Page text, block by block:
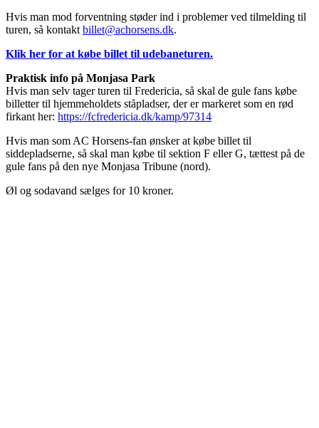
Hvis man mod forventning støder ind i problemer ved tilmelding til
turen, så kontakt billet@achorsens.dk.
Klik her for at købe billet til udebaneturen.
Praktisk info på Monjasa Park
Hvis man selv tager turen til Fredericia, så skal de gule fans købe
billetter til hjemmeholdets ståpladser, der er markeret som en rød
firkant her: https://fcfredericia.dk/kamp/97314
Hvis man som AC Horsens-fan ønsker at købe billet til
siddepladserne, så skal man købe til sektion F eller G, tættest på de
gule fans på den nye Monjasa Tribune (nord).
Øl og sodavand sælges for 10 kroner.